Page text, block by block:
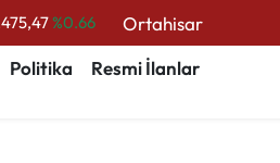
%0.66
Ortahisar
Politika
Resmi İlanlar